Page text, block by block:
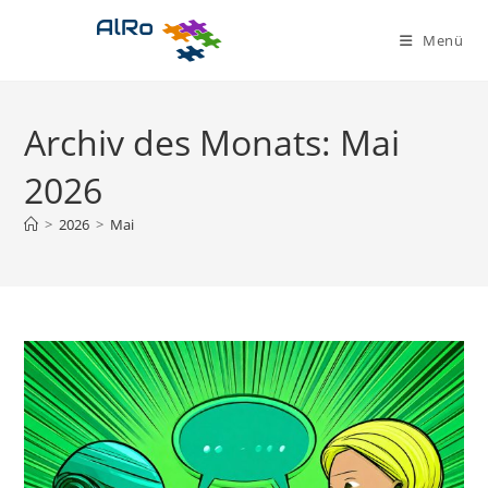
Menü
Archiv des Monats: Mai
2026
> 2026 > Mai